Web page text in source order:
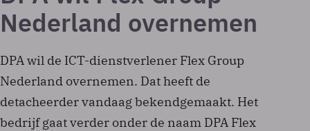
Nederland overnemen
DPA wil de ICT-dienstverlener Flex Group
Nederland overnemen. Dat heeft de
detacheerder vandaag bekendgemaakt. Het
bedrijf gaat verder onder de naam DPA Flex